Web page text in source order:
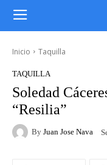
Inicio Taquilla
TAQUILLA
Soledad
“Resilia”
By Juan Jose Nava